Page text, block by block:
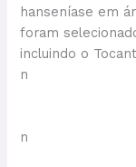
hanseníase em
foram
incluindo o
n
n